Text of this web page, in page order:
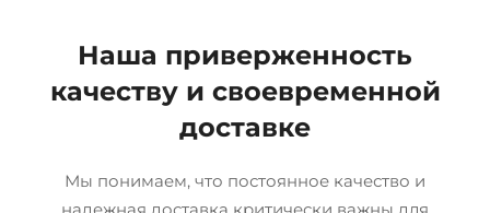
Наша приверженность
качеству и своевременной
доставке
Мы понимаем, что постоянное качество и